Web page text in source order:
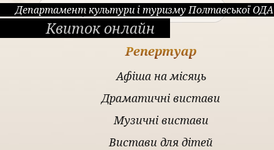
Департамент культури і туризму Полтавської ОДА
Квиток онлайн
Репертуар
Афіша на місяць
Драматичні вистави
Музичні вистави
Вистави для дітей